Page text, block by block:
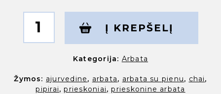
kiekis:
Į KREPŠELĮ
Kategorija: Arbata
Žymos: ajurvedine, arbata, arbata su pienu, chai,
pipirai,prieskoniai,prieskonine arbata